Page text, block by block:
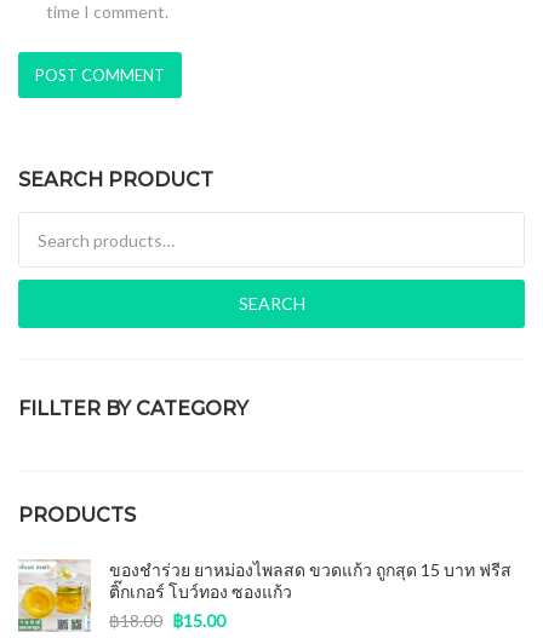
time I comment.
SEARCH PRODUCT
SEARCH
FILLTER BY CATEGORY
PRODUCTS
ของชำร่วย ยาหม่องไพลสด ขวดแก้ว ถูกสุด 15 บาท ฟรีส
ติ๊กเกอร์ โบว์ทอง ซองแก้ว
฿18.00 ฿15.00